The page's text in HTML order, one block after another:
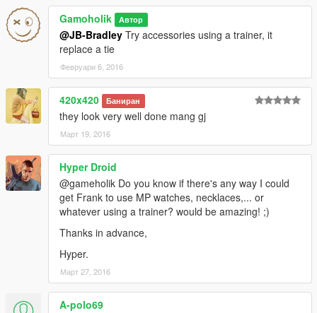
Gamoholik Автор
@JB-Bradley Try accessories using a trainer, it
replace a tie
Февруари 6, 2016
420x420 Баниран
they look very well done mang gj
Март 19, 2016
Hyper Droid
@gameholik Do you know if there's any way I could
get Frank to use MP watches, necklaces,... or
whatever using a trainer? would be amazing! ;)
Thanks in advance,
Hyper.
Март 27, 2016
A-polo69